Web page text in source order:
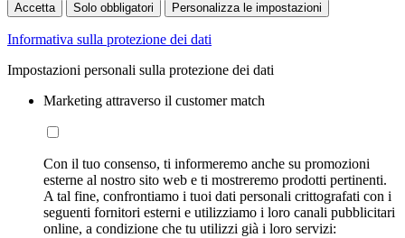
Accetta Solo obbligatori Personalizza le impostazioni
Informativa sulla protezione dei dati
Impostazioni personali sulla protezione dei dati
Marketing attraverso il customer match
Con il tuo consenso, ti informeremo anche su promozioni
esterne al nostro sito web e ti mostreremo prodotti pertinenti.
A tal fine, confrontiamo i tuoi dati personali crittografati con i
seguenti fornitori esterni e utilizziamo i loro canali pubblicitari
online, a condizione che tu utilizzi già i loro servizi: